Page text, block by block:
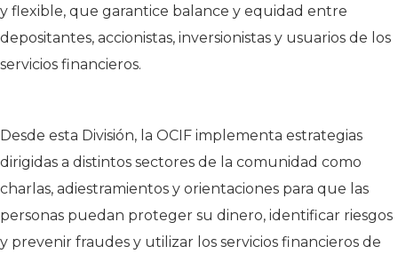
y flexible, que garantice balance y equidad entre
depositantes, accionistas, inversionistas y usuarios de los
servicios financieros.
Desde esta División, la OCIF implementa estrategias
dirigidas a distintos sectores de la comunidad como
charlas, adiestramientos y orientaciones para que las
personas puedan proteger su dinero, identificar riesgos
y prevenir fraudes y utilizar los servicios financieros de